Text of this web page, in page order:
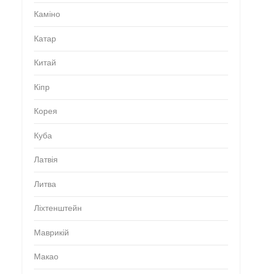
Каміно
Катар
Китай
Кіпр
Корея
Куба
Латвія
Литва
Ліхтенштейн
Маврикій
Макао